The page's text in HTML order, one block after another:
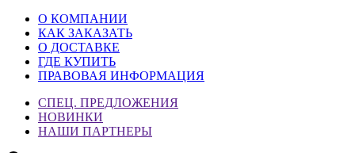
О КОМПАНИИ
КАК ЗАКАЗАТЬ
О ДОСТАВКЕ
ГДЕ КУПИТЬ
ПРАВОВАЯ ИНФОРМАЦИЯ
СПЕЦ. ПРЕДЛОЖЕНИЯ
НОВИНКИ
НАШИ ПАРТНЕРЫ